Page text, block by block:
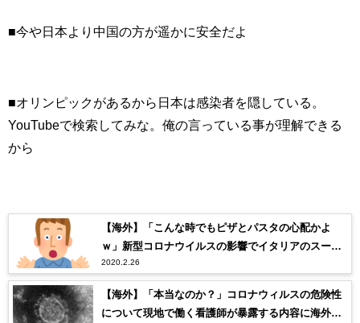
■今や日本より中国の方が遥かに安全だよ
■オリンピックがあるから日本は感染者を隠している。
YouTubeで検索してみな。俺の言っている事が理解できる
から
【海外】「こんな時でもピザとパスタの心配かよ
ｗ」新型コロナウイルスの影響でイタリアのスーパ
ーの棚がパニック買いにより空になってしまう事態
に海外も困惑
2020.2.26
【海外】「本当なのか？」コロナウィルスの危険性
について現地で働く看護師が暴露する内容に海外も